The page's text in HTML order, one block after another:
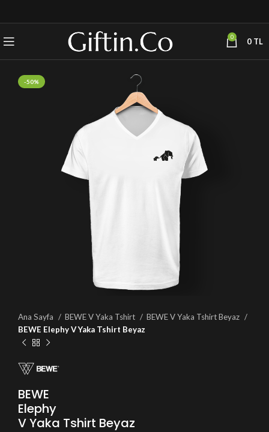
0 0 TL
-50%
Ana Sayfa BEWE V Yaka Tshirt
BEWE V Yaka Tshirt Beyaz
BEWE Elephy V Yaka Tshirt Beyaz
BEWE
Elephy
V Yaka Tshirt Beyaz